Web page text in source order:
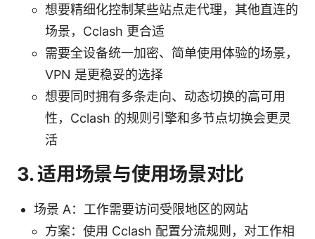
想要精细化控制某些站点走代理，其他直连的
场景，Cclash 更合适
需要全设备统一加密、简单使用体验的场景，
VPN 是更稳妥的选择
想要同时拥有多条走向、动态切换的高可用
性，Cclash 的规则引擎和多节点切换会更灵
活
3. 适用场景与使用场景对比
场景 A：工作需要访问受限地区的网站
方案：使用 Cclash 配置分流规则，对工作相